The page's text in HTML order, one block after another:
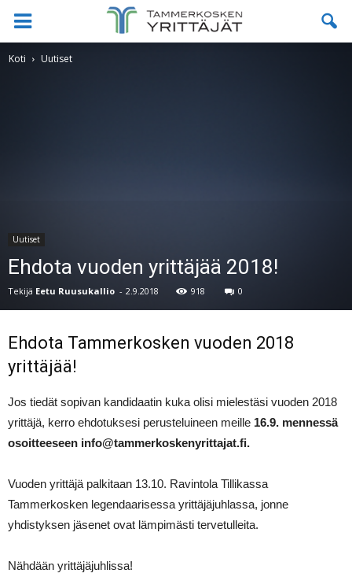
Koti Uutiset
Uutiset
Ehdota vuoden yrittäjää 2018!
Tekijä Eetu Ruusukallio - 2.9.2018 918 0
Ehdota Tammerkosken vuoden 2018
yrittäjää!
Jos tiedät sopivan kandidaatin kuka olisi mielestäsi vuoden 2018
yrittäjä, kerro ehdotuksesi perusteluineen meille 16.9. mennessä
osoitteeseen info@tammerkoskenyrittajat.fi.
Vuoden yrittäjä palkitaan 13.10. Ravintola Tillikassa
Tammerkosken legendaarisessa yrittäjäjuhlassa, jonne
yhdistyksen jäsenet ovat lämpimästi tervetulleita.
Nähdään yrittäjäjuhlissa!